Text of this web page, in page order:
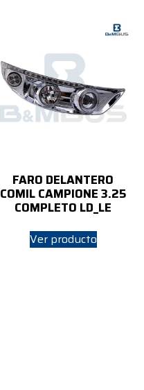
FARO DELANTERO
COMIL CAMPIONE 3.25
COMPLETO LD_LE
Ver producto